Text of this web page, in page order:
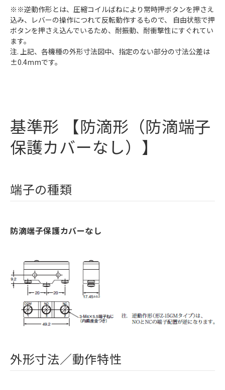
※※逆動作形とは、圧縮コイルばねにより常時押ボタンを押さえ
込み、レバーの操作につれて反転動作するもので、 自由状態で押
ボタンを押さえ込んでいるため、耐振動、耐衝撃性にすぐれてい
ます。
注. 上記、各機種の外形寸法図中、指定のない部分の寸法公差は
±0.4mmです。
基準形 【防滴形（防滴端子
保護カバーなし）】
端子の種類
防滴端子保護カバーなし
外形寸法／動作特性